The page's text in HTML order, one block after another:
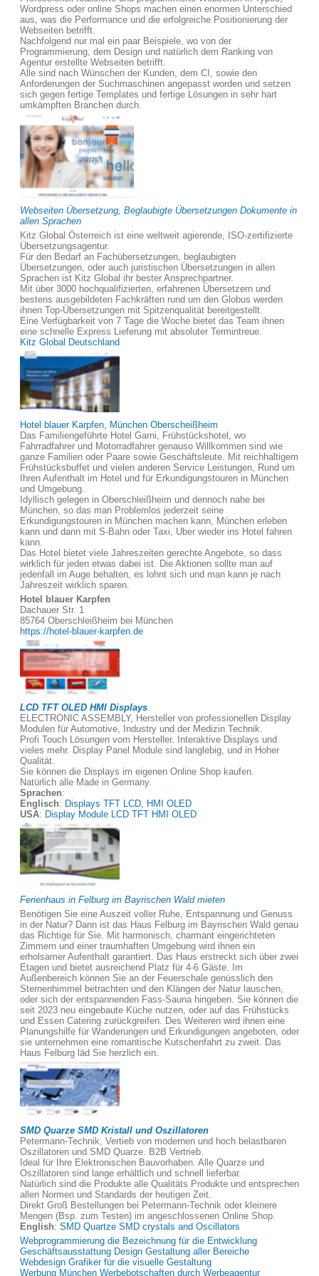
Wordpress oder online Shops machen einen enormen Unterschied
aus, was die Performance und die erfolgreiche Positionierung der
Webseiten betrifft.
Nachfolgend nur mal ein paar Beispiele, wo von der
Programmierung, dem Design und natürlich dem Ranking von
Agentur erstellte Webseiten betrifft.
Alle sind nach Wünschen der Kunden, dem CI, sowie den
Anforderungen der Suchmaschinen angepasst worden und setzen
sich gegen fertige Templates und fertige Lösungen in sehr hart
umkämpften Branchen durch.
Webseiten Übersetzung, Beglaubigte Übersetzungen Dokumente in
allen Sprachen
Kitz Global Österreich ist eine weltweit agierende, ISO-zertifizierte
Übersetzungsagentur.
Für den Bedarf an Fachübersetzungen, beglaubigten
Übersetzungen, oder auch juristischen Übersetzungen in allen
Sprachen ist Kitz Global ihr bester Ansprechpartner.
Mit über 3000 hochqualifizierten, erfahrenen Übersetzern und
bestens ausgebildeten Fachkräften rund um den Globus werden
ihnen Top-Übersetzungen mit Spitzenqualität bereitgestellt.
Eine Verfügbarkeit von 7 Tage die Woche bietet das Team ihnen
eine schnelle Express Lieferung mit absoluter Termintreue.
Kitz Global Deutschland
Hotel blauer Karpfen, München Oberscheißheim
Das Familiengeführte Hotel Garni, Frühstückshotel, wo
Fahrradfahrer und Motorradfahrer genauso Willkommen sind wie
ganze Familien oder Paare sowie Geschäftsleute. Mit reichhaltigem
Frühstücksbuffet und vielen anderen Service Leistungen, Rund um
Ihren Aufenthalt im Hotel und für Erkundigungstouren in München
und Umgebung.
Idyllisch gelegen in Oberschleißheim und dennoch nahe bei
München, so das man Problemlos jederzeit seine
Erkundigungstouren in München machen kann, München erleben
kann und dann mit S-Bahn oder Taxi, Uber wieder ins Hotel fahren
kann.
Das Hotel bietet viele Jahreszeiten gerechte Angebote, so dass
wirklich für jeden etwas dabei ist. Die Aktionen sollte man auf
jedenfall im Auge behalten, es lohnt sich und man kann je nach
Jahreszeit wirklich sparen.
Hotel blauer Karpfen
Dachauer Str. 1
85764 Oberschleißheim bei München
https://hotel-blauer-karpfen.de
LCD TFT OLED HMI Displays
ELECTRONIC ASSEMBLY, Hersteller von professionellen Display
Modulen für Automotive, Industry und der Medizin Technik.
Profi Touch Lösungen vom Hersteller. Interaktive Displays und
vieles mehr. Display Panel Module sind langlebig, und in Hoher
Qualität.
Sie können die Displays im eigenen Online Shop kaufen.
Natürlich alle Made in Germany.
Sprachen:
Englisch: Displays TFT LCD, HMI OLED
USA: Display Module LCD TFT HMI OLED
Ferienhaus in Felburg im Bayrischen Wald mieten
Benötigen Sie eine Auszeit voller Ruhe, Entspannung und Genuss
in der Natur? Dann ist das Haus Felburg im Bayrischen Wald genau
das Richtige für Sie. Mit harmonisch, charmant eingerichteten
Zimmern und einer traumhaften Umgebung wird ihnen ein
erholsamer Aufenthalt garantiert. Das Haus erstreckt sich über zwei
Etagen und bietet ausreichend Platz für 4-6 Gäste. Im
Außenbereich können Sie an der Feuerschale genüsslich den
Sternenhimmel betrachten und den Klängen der Natur lauschen,
oder sich der entspannenden Fass-Sauna hingeben. Sie können die
seit 2023 neu eingebaute Küche nutzen, oder auf das Frühstücks
und Essen Catering zurückgreifen. Des Weiteren wird ihnen eine
Planungshilfe für Wanderungen und Erkundigungen angeboten, oder
sie unternehmen eine romantische Kutschenfahrt zu zweit. Das
Haus Felburg läd Sie herzlich ein.
SMD Quarze SMD Kristall und Oszillatoren
Petermann-Technik, Vertieb von modernen und hoch belastbaren
Oszillatoren und SMD Quarze. B2B Vertrieb.
Ideal für Ihre Elektronischen Bauvorhaben. Alle Quarze und
Oszillatoren sind lange erhältlich und schnell lieferbar.
Natürlich sind die Produkte alle Qualitäts Produkte und entsprechen
allen Normen und Standards der heutigen Zeit.
Direkt Groß Bestellungen bei Petermann-Technik oder kleinere
Mengen (Bsp. zum Testen) im angeschlossenen Online Shop.
English: SMD Quartze SMD crystals and Oscillators
Webprogrammierung die Bezeichnung für die Entwicklung
Geschäftsausstattung Design Gestaltung aller Bereiche
Webdesign Grafiker für die visuelle Gestaltung
Werbung München Werbebotschaften durch Werbeagentur